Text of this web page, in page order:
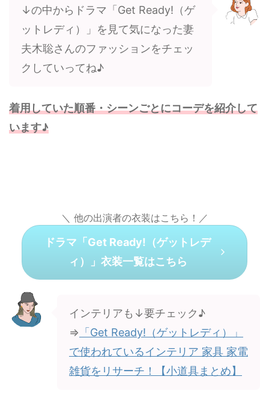
↓の中からドラマ「Get Ready!（ゲ
ットレディ）」を見て気になった妻
夫木聡さんのファッションをチェッ
クしていってね♪
着用していた順番・シーンごとにコーデを紹介して
います♪
＼ 他の出演者の衣装はこちら！／
ドラマ「Get Ready!（ゲットレデ
ィ）」衣装一覧はこちら
インテリアも↓要チェック♪
⇒ 「Get Ready!（ゲットレディ）」
で使われているインテリア 家具 家電
雑貨をリサーチ！【小道具まとめ】